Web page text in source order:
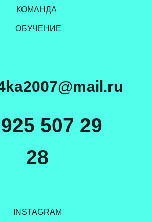
507 29
28
КОМАНДА
ОБУЧЕНИЕ
INSTAGRAM